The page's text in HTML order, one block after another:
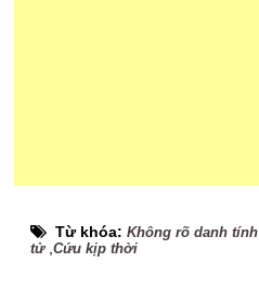
Từ khóa:Không rõ danh tính
tử,Cứu kịp thời